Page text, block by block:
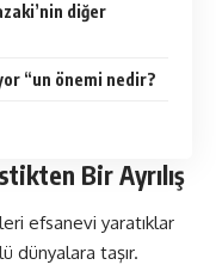
diğer
“un önemi nedir?
Bir Ayrılış
efsanevi yaratıklar
dünyalara taşır.